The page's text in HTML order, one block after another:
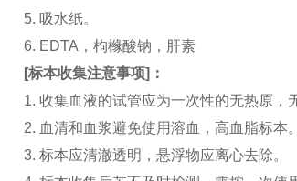
5. 吸水纸。
6. EDTA，枸橼酸钠，肝素
[标本收集注意事项]：
1. 收集血液的试管应为一次性的无热原，
2. 血清和血浆避免使用溶血，高血脂标本。
3. 标本应清澈透明，悬浮物应离心去除。